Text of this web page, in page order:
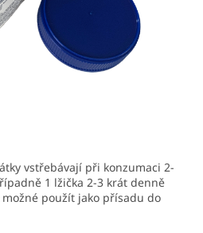
vstřebávají při konzumaci 2-
1 lžička 2-3 krát denně
použít jako přísadu do